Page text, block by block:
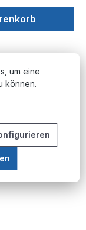
aus
und
für…Mehr
um eine
können.